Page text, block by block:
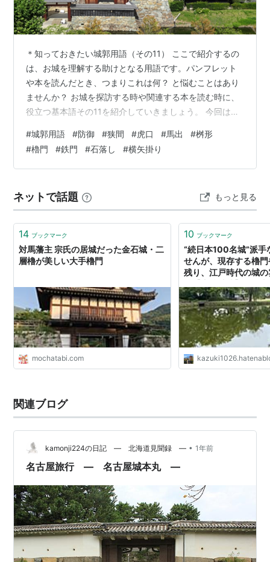
＊知っておきたい城郭用語（その11） ここで紹介するの
は、お城を理解する助けとなる用語です。パンフレット
や本を読んだとき、つまりこれは何？ と悩むことはあり
ませんか？ お城を探訪する時や関連する本を読む時に、
役立つ基本語その11を紹介していきましょう。 今回は、
「城郭用語」（その4）」で簡単に説明をしたのですが、
実際の城の写真とともに、もう少し詳しい説明があった
方が良いということになりました。 そこで、城郭の防御
回目ですね。 ▼（上）はこちら ▼関連記事 ＊知ってお
きたい城郭用語（その11） …
#城郭用語 #防御 #狭間 #虎口 #馬出 #桝形
#櫓門 #鉄門 #石落し #横矢掛り
ネットで話題 もっと見る
14 ブックマーク
対馬藩主 宗氏の居城だった金石城・二
層櫓が美しい大手櫓門
mochatabi.com
10 ブックマーク
“続日本100名城”派手
せんが、現存する櫓
残り、江戸時代の城
ん、城巡りや写真撮
おすすめな場所だっ
モリーBlog
関連ブログ
kamonji224の日記 ― 北海道見聞録 ― • 1年前
名古屋旅行 ― 名古屋城本丸 ―